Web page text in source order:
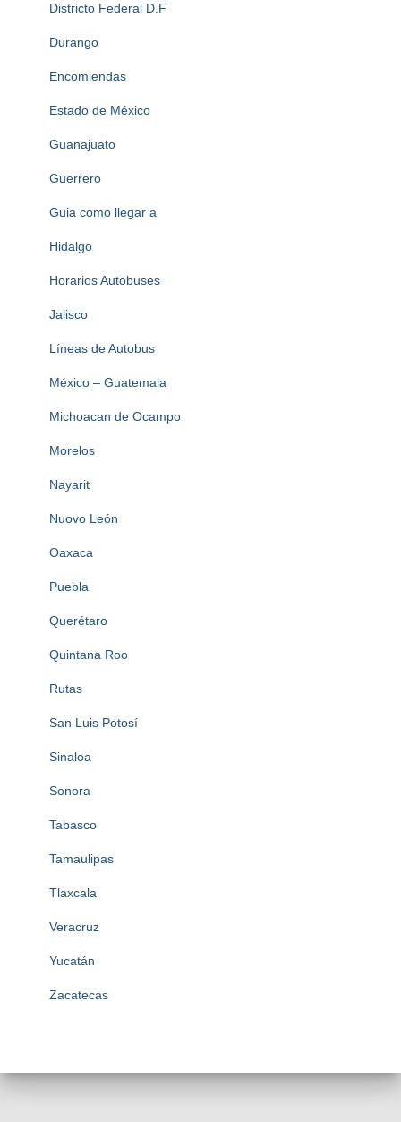
Districto Federal D.F
Durango
Encomiendas
Estado de México
Guanajuato
Guerrero
Guia como llegar a
Hidalgo
Horarios Autobuses
Jalisco
Líneas de Autobus
México – Guatemala
Michoacan de Ocampo
Morelos
Nayarit
Nuovo León
Oaxaca
Puebla
Querétaro
Quintana Roo
Rutas
San Luis Potosí
Sinaloa
Sonora
Tabasco
Tamaulipas
Tlaxcala
Veracruz
Yucatán
Zacatecas